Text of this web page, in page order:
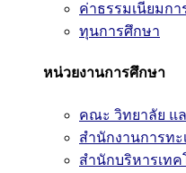
ค่าธรรมเนียมกา
ทุนการศึกษา
หน่วยงานการศึกษา
คณะ วิทยาลัย แ
สำนักงานการทะ
สำนักบริหารเท